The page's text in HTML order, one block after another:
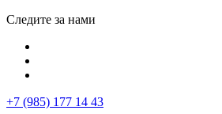
Следите за нами
+7 (985) 177 14 43